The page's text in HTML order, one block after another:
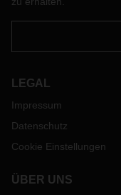
LEGAL
Impressum
Datenschutz
Cookie Einstellungen
ÜBER UNS